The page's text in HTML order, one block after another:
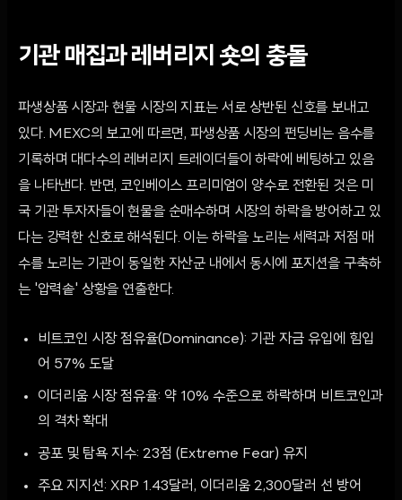
기관 매집과 레버리지 숏의 충돌
파생상품 시장과 현물 시장의 지표는 서로 상반된 신호를 보내고
있다. MEXC의 보고에 따르면, 파생상품 시장의 펀딩비는 음수를
기록하며 대다수의 레버리지 트레이더들이 하락에 베팅하고 있음
을 나타낸다. 반면, 코인베이스 프리미엄이 양수로 전환된 것은 미
국 기관 투자자들이 현물을 순매수하며 시장의 하락을 방어하고 있
다는 강력한 신호로 해석된다. 이는 하락을 노리는 세력과 저점 매
수를 노리는 기관이 동일한 자산군 내에서 동시에 포지션을 구축하
는 '압력솥' 상황을 연출한다.
비트코인 시장 점유율(Dominance): 기관 자금 유입에 힘입
어 57% 도달
이더리움 시장 점유율: 약 10% 수준으로 하락하며 비트코인과
의 격차 확대
공포 및 탐욕 지수: 23점 (Extreme Fear) 유지
주요 지지선: XRP 1.43달러, 이더리움 2,300달러 선 방어